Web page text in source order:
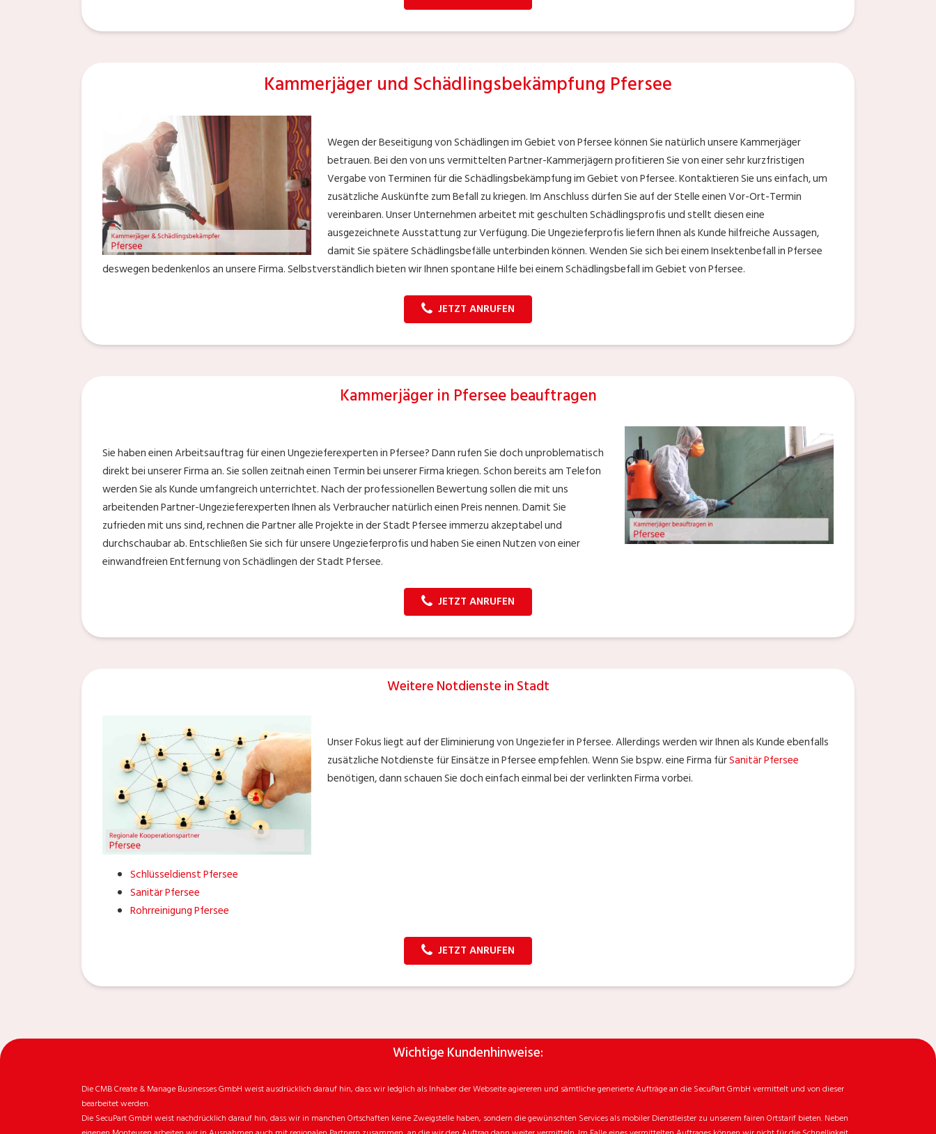
Kammerjäger und Schädlingsbekämpfung Pfersee
Wegen der Beseitigung von Schädlingen im Gebiet von Pfersee können Sie natürlich unsere Kammerjäger
betrauen. Bei den von uns vermittelten Partner-Kammerjägern profitieren Sie von einer sehr kurzfristigen
Vergabe von Terminen für die Schädlingsbekämpfung im Gebiet von Pfersee. Kontaktieren Sie uns einfach, um
zusätzliche Auskünfte zum Befall zu kriegen. Im Anschluss dürfen Sie auf der Stelle einen Vor-Ort-Termin
vereinbaren. Unser Unternehmen arbeitet mit geschulten Schädlingsprofis und stellt diesen eine
ausgezeichnete Ausstattung zur Verfügung. Die Ungezieferprofis liefern Ihnen als Kunde hilfreiche Aussagen,
damit Sie spätere Schädlingsbefälle unterbinden können. Wenden Sie sich bei einem Insektenbefall in Pfersee
deswegen bedenkenlos an unsere Firma. Selbstverständlich bieten wir Ihnen spontane Hilfe bei einem Schädlingsbefall im Gebiet von Pfersee.
JETZT ANRUFEN
Kammerjäger in Pfersee beauftragen
Sie haben einen Arbeitsauftrag für einen Ungezieferexperten in Pfersee? Dann rufen Sie doch unproblematisch
direkt bei unserer Firma an. Sie sollen zeitnah einen Termin bei unserer Firma kriegen. Schon bereits am Telefon
werden Sie als Kunde umfangreich unterrichtet. Nach der professionellen Bewertung sollen die mit uns
arbeitenden Partner-Ungezieferexperten Ihnen als Verbraucher natürlich einen Preis nennen. Damit Sie
zufrieden mit uns sind, rechnen die Partner alle Projekte in der Stadt Pfersee immerzu akzeptabel und
durchschaubar ab. Entschließen Sie sich für unsere Ungezieferprofis und haben Sie einen Nutzen von einer
einwandfreien Entfernung von Schädlingen der Stadt Pfersee.
JETZT ANRUFEN
Weitere Notdienste in Stadt
Unser Fokus liegt auf der Eliminierung von Ungeziefer in Pfersee. Allerdings werden wir Ihnen als Kunde ebenfalls
zusätzliche Notdienste für Einsätze in Pfersee empfehlen. Wenn Sie bspw. eine Firma fürSanitär Pfersee
benötigen, dann schauen Sie doch einfach einmal bei der verlinkten Firma vorbei.
Schlüsseldienst Pfersee
Sanitär Pfersee
Rohrreinigung Pfersee
JETZT ANRUFEN
Wichtige Kundenhinweise:
Die CMB Create & Manage Businesses GmbH weist ausdrücklich darauf hin, dass wir ledglich als Inhaber der Webseite agiereren und sämtliche generierte Aufträge an die SecuPart GmbH vermittelt und von dieser
bearbeitet werden.
Die SecuPart GmbH weist nachdrücklich darauf hin, dass wir in manchen Ortschaften keine Zweigstelle haben, sondern die gewünschten Services als mobiler Dienstleister zu unserem fairen Ortstarif bieten. Neben